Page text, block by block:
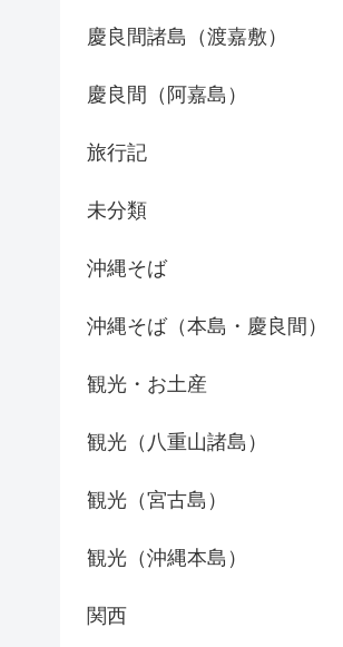
慶良間諸島（渡嘉敷）
慶良間（阿嘉島）
旅行記
未分類
沖縄そば
沖縄そば（本島・慶良間）
観光・お土産
観光（八重山諸島）
観光（宮古島）
観光（沖縄本島）
関西